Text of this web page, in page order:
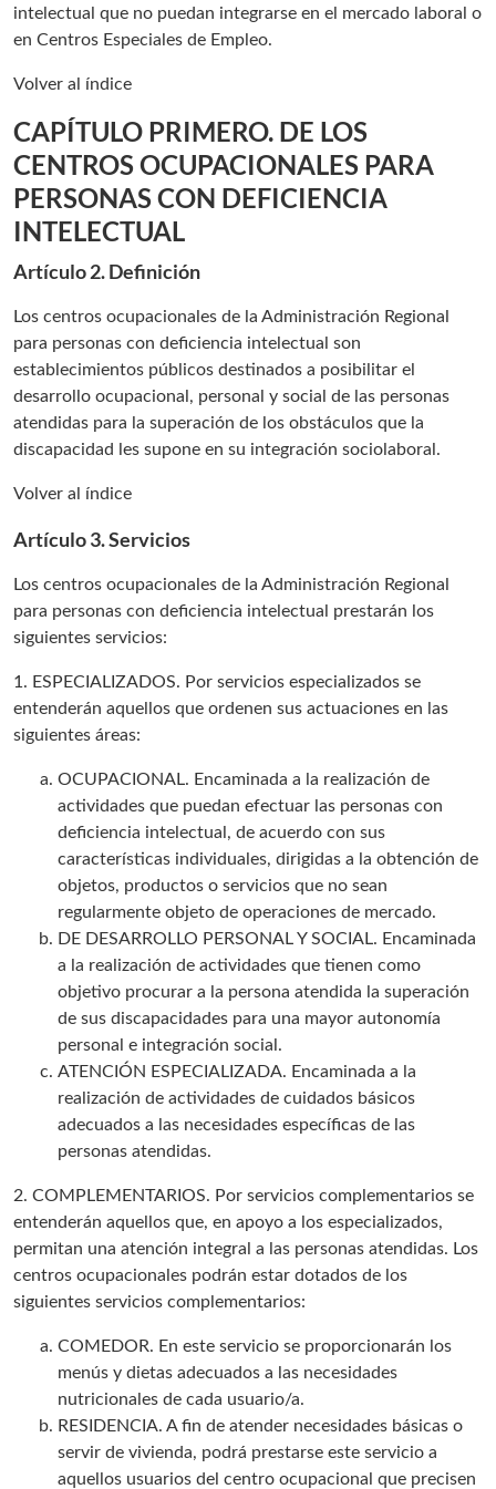
intelectual que no puedan integrarse en el mercado laboral o
en Centros Especiales de Empleo.
Volver al índice
CAPÍTULO PRIMERO. DE LOS
CENTROS OCUPACIONALES PARA
PERSONAS CON DEFICIENCIA
INTELECTUAL
Artículo 2. Definición
Los centros ocupacionales de la Administración Regional
para personas con deficiencia intelectual son
establecimientos públicos destinados a posibilitar el
desarrollo ocupacional, personal y social de las personas
atendidas para la superación de los obstáculos que la
discapacidad les supone en su integración sociolaboral.
Volver al índice
Artículo 3. Servicios
Los centros ocupacionales de la Administración Regional
para personas con deficiencia intelectual prestarán los
siguientes servicios:
1. ESPECIALIZADOS. Por servicios especializados se
entenderán aquellos que ordenen sus actuaciones en las
siguientes áreas:
OCUPACIONAL. Encaminada a la realización de
actividades que puedan efectuar las personas con
deficiencia intelectual, de acuerdo con sus
características individuales, dirigidas a la obtención de
objetos, productos o servicios que no sean
regularmente objeto de operaciones de mercado.
DE DESARROLLO PERSONAL Y SOCIAL. Encaminada
a la realización de actividades que tienen como
objetivo procurar a la persona atendida la superación
de sus discapacidades para una mayor autonomía
personal e integración social.
ATENCIÓN ESPECIALIZADA. Encaminada a la
realización de actividades de cuidados básicos
adecuados a las necesidades específicas de las
personas atendidas.
2. COMPLEMENTARIOS. Por servicios complementarios se
entenderán aquellos que, en apoyo a los especializados,
permitan una atención integral a las personas atendidas. Los
centros ocupacionales podrán estar dotados de los
siguientes servicios complementarios:
COMEDOR. En este servicio se proporcionarán los
menús y dietas adecuados a las necesidades
nutricionales de cada usuario/a.
RESIDENCIA. A fin de atender necesidades básicas o
servir de vivienda, podrá prestarse este servicio a
aquellos usuarios del centro ocupacional que precisen